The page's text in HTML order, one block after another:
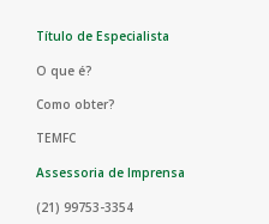
Título de Especialista
O que é?
Como obter?
TEMFC
Assessoria de Imprensa
(21) 99753-3354